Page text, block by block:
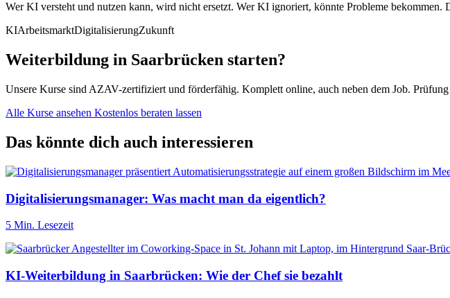
Wer KI versteht und nutzen kann, wird nicht ersetzt. Wer KI ignoriert, könnte Probleme bekommen.
KIArbeitsmarktDigitalisierungZukunft
Weiterbildung in Saarbrücken starten?
Unsere Kurse sind AZAV-zertifiziert und förderfähig. Komplett online, auch neben dem Job.
Alle Kurse ansehen Kostenlos beraten lassen
Das könnte dich auch interessieren
Digitalisierungsmanager: Was macht man da eigentlich?
5 Min. Lesezeit
KI-Weiterbildung in Saarbrücken: Wie der Chef sie bezahlt